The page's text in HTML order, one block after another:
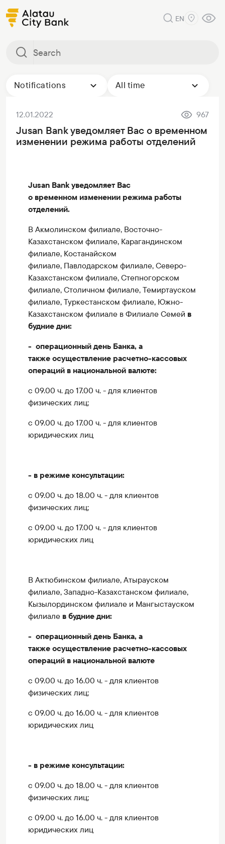
EN
Notifications All time
12.01.2022 967
Jusan Bank уведомляет Вас о временном
изменении режима работы отделений
Jusan Bank уведомляет Вас
о временном изменении режима работы
отделений.
В Акмолинском филиале, Восточно-
Казахстанском филиале, Карагандинском
филиале, Костанайском
филиале, Павлодарском филиале, Северо-
Казахстанском филиале, Степногорском
филиале, Столичном филиале, Темиртауском
филиале, Туркестанском филиале, Южно-
Казахстанском филиале в Филиале Семей в
будние дни:
- операционный день Банка, а
также осуществление расчетно-кассовых
операций в национальной валюте:
с 09.00 ч. до 17.00 ч. - для клиентов
физических лиц;
с 09.00 ч. до 17.00 ч. - для клиентов
юридических лиц
- в режиме консультации:
с 09.00 ч. до 18.00 ч. - для клиентов
физических лиц;
с 09.00 ч. до 17.00 ч. - для клиентов
юридических лиц
В Актюбинском филиале, Атырауском
филиале, Западно-Казахстанском филиале,
Кызылординском филиале и Мангыстауском
филиале в будние дни:
- операционный день Банка, а
также осуществление расчетно-кассовых
операций в национальной валюте
с 09.00 ч. до 16.00 ч. - для клиентов
физических лиц;
с 09.00 ч. до 16.00 ч. - для клиентов
юридических лиц
- в режиме консультации:
с 09.00 ч. до 18.00 ч. - для клиентов
физических лиц;
с 09.00 ч. до 16.00 ч. - для клиентов
юридических лиц